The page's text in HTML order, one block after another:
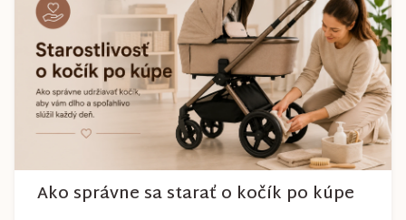
Ako správne sa starať o kočík po kúpe